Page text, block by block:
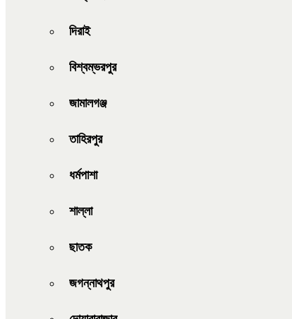
দিরাই
বিশ্বম্ভরপুর
জামালগঞ্জ
তাহিরপুর
ধর্মপাশা
শাল্লা
ছাতক
জগন্নাথপুর